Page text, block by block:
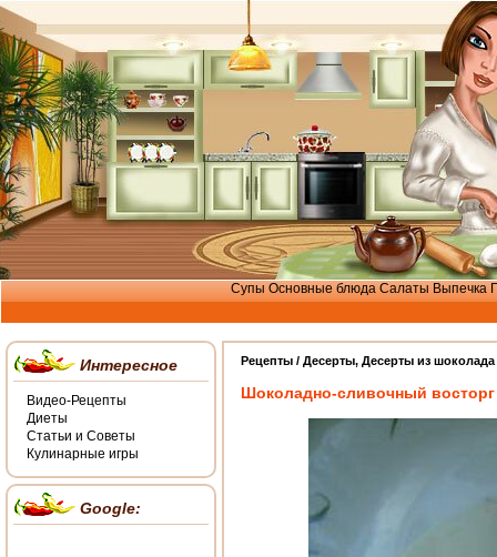
Супы Основные блюда Салаты Выпечка
Рецепты / Десерты, Десерты из шоколада
Шоколадно-сливочный восторг
Интересное
Видео-Рецепты
Диеты
Статьи и Советы
Кулинарные игры
Google: